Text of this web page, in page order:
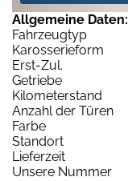
Allgemeine Daten:
Fahrzeugtyp
Karosserieform
Erst-Zul.
Getriebe
Kilometerstand
Anzahl der Türen
Farbe
Standort
Lieferzeit
Unsere Nummer